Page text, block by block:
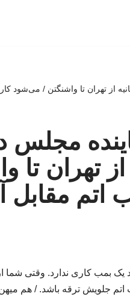
از تهران تا واشنگتن / می‌شود
مجلس
تهران تا
اتم
بمب کاری ندارد. وقتی شما
اتم جلویش ترقه باشد. / هم